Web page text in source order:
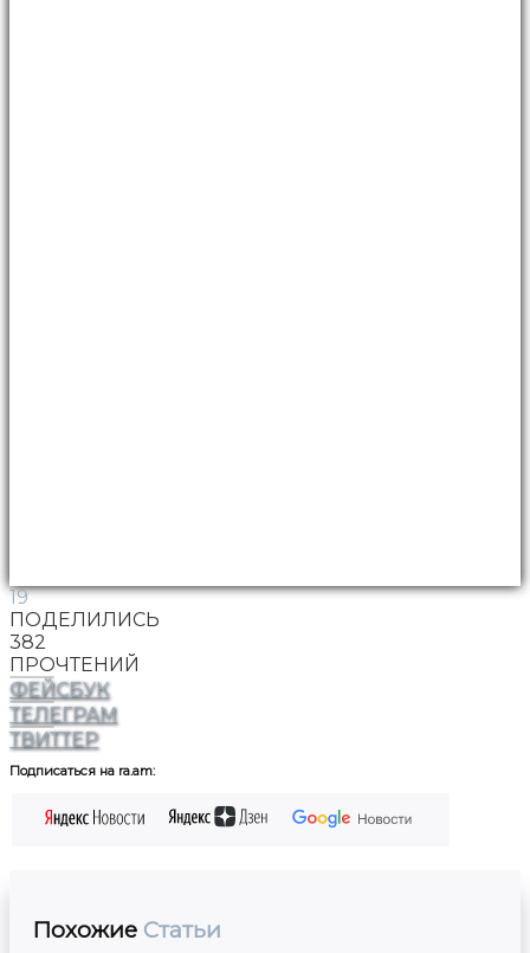
19
ПОДЕЛИЛИСЬ
382
ПРОЧТЕНИЙ
ФЕЙСБУК
ТЕЛЕГРАМ
ТВИТТЕР
Подписаться на ra.am:
Похожие Статьи